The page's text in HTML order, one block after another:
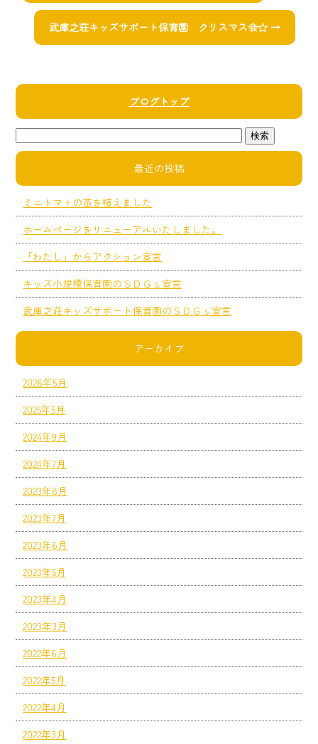
武庫之荘キッズサポート保育園 クリスマス会☆ →
ブログトップ
最近の投稿
ミニトマトの苗を植えました
ホームページをリニューアルいたしました。
「わたし」からアクション宣言
キッズ小規模保育園のＳＤＧｓ宣言
武庫之荘キッズサポート保育園のＳＤＧｓ宣言
アーカイブ
2026年5月
2025年5月
2024年9月
2024年7月
2023年8月
2023年7月
2023年6月
2023年5月
2023年4月
2023年3月
2022年6月
2022年5月
2022年4月
2022年3月